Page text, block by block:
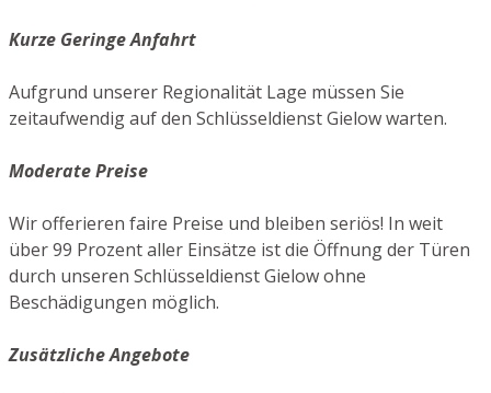
Kurze Geringe Anfahrt
Aufgrund unserer Regionalität Lage müssen Sie
zeitaufwendig auf den Schlüsseldienst Gielow warten.
Moderate Preise
Wir offerieren faire Preise und bleiben seriös! In weit
über 99 Prozent aller Einsätze ist die Öffnung der Türen
durch unseren Schlüsseldienst Gielow ohne
Beschädigungen möglich.
Zusätzliche Angebote